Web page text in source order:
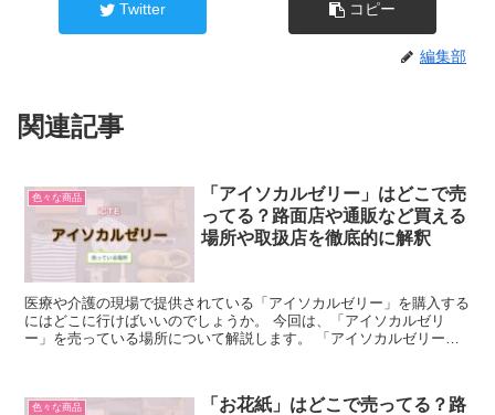
Twitter コピー
編集部
関連記事
色々な商品
「アイソカルゼリー」はどこで売
ってる？路面店や通販など買える
場所や取扱店を徹底的に解釈
医療や介護の現場で提供されている「アイソカルゼリー」を購入する
にはどこに行けばいいのでしょうか。 今回は、「アイソカルゼリ
ー」を売っている場所について解説します。 「アイソカルゼリー」
色々な商品
「お花紙」はどこで売ってる？路